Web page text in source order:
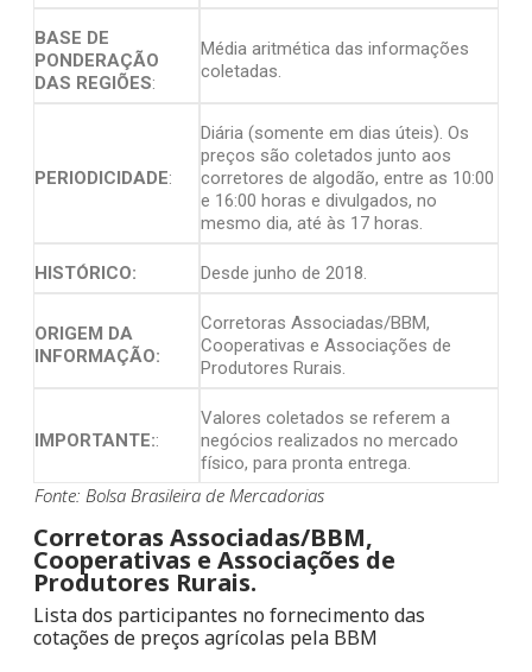
BASE DE
PONDERAÇÃO
DAS REGIÕES:
Média aritmética das informações
coletadas.
PERIODICIDADE:
Diária (somente em dias úteis). Os
preços são coletados junto aos
corretores de algodão, entre as 10:00
e 16:00 horas e divulgados, no
mesmo dia, até às 17 horas.
HISTÓRICO: Desde junho de 2018.
ORIGEM DA
INFORMAÇÃO:
Corretoras Associadas/BBM,
Cooperativas e Associações de
Produtores Rurais.
IMPORTANTE::
Valores coletados se referem a
negócios realizados no mercado
físico, para pronta entrega.
Fonte: Bolsa Brasileira de Mercadorias
Corretoras Associadas/BBM,
Cooperativas e Associações de
Produtores Rurais.
Lista dos participantes no fornecimento das
cotações de preços agrícolas pela BBM